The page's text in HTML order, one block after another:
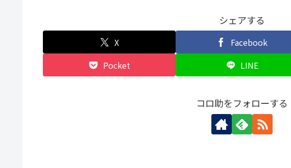
シェアする
X Facebook
Pocket
LINE
コロ助をフォローする